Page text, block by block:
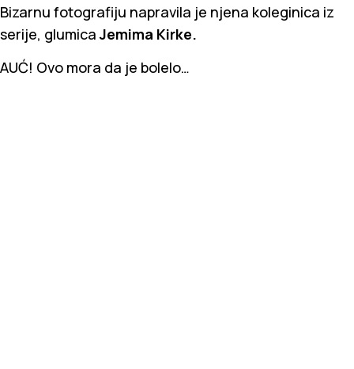
Bizarnu fotografiju napravila je njena koleginica iz
serije, glumicaJemima Kirke.
AUĆ! Ovo mora da je bolelo…